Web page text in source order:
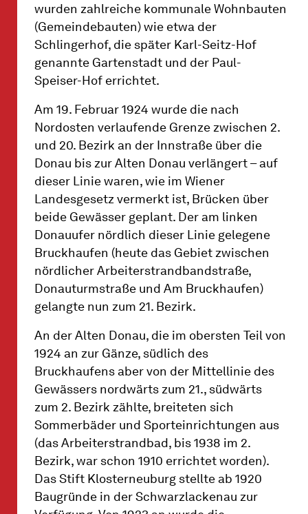
wurden zahlreiche kommunale Wohnbauten
(Gemeindebauten) wie etwa der
Schlingerhof, die später Karl-Seitz-Hof
genannte Gartenstadt und der Paul-
Speiser-Hof errichtet.
Am 19. Februar 1924 wurde die nach
Nordosten verlaufende Grenze zwischen 2.
und 20. Bezirk an der Innstraße über die
Donau bis zur Alten Donau verlängert – auf
dieser Linie waren, wie im Wiener
Landesgesetz vermerkt ist, Brücken über
beide Gewässer geplant. Der am linken
Donauufer nördlich dieser Linie gelegene
Bruckhaufen (heute das Gebiet zwischen
nördlicher Arbeiterstrandbandstraße,
Donauturmstraße und Am Bruckhaufen)
gelangte nun zum 21. Bezirk.
An der Alten Donau, die im obersten Teil von
1924 an zur Gänze, südlich des
Bruckhaufens aber von der Mittellinie des
Gewässers nordwärts zum 21., südwärts
zum 2. Bezirk zählte, breiteten sich
Sommerbäder und Sporteinrichtungen aus
(das Arbeiterstrandbad, bis 1938 im 2.
Bezirk, war schon 1910 errichtet worden).
Das Stift Klosterneuburg stellte ab 1920
Baugründe in der Schwarzlackenau zur